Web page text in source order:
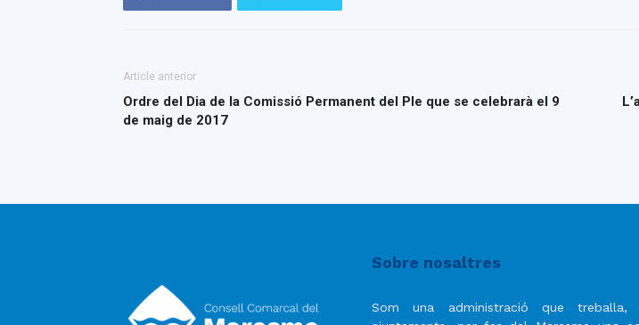
Article anterior
Ordre del Dia de la Comissió Permanent del Ple que se celebrarà el 9
de maig de 2017
Sobre nosaltres
Som una administració que